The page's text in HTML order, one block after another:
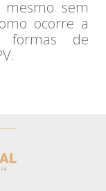
sem
ocorre a
formas de